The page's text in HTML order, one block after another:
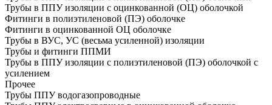
Трубы в ППУ изоляции с оцинкованной (ОЦ) оболочкой
Фитинги в полиэтиленовой (ПЭ) оболочке
Фитинги в оцинкованной ОЦ оболочке
Трубы в ВУС, УС (весьма усиленной) изоляции
Трубы и фитинги ППМИ
Трубы в ППУ изоляции с полиэтиленовой (ПЭ) оболочкой с
усилением
Прочее
Трубы ППУ водогазопроводные